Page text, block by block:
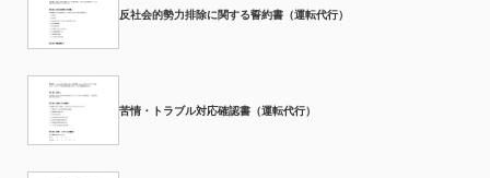
反社会的勢力排除に関する誓約書（運転代行）
苦情・トラブル対応確認書（運転代行）